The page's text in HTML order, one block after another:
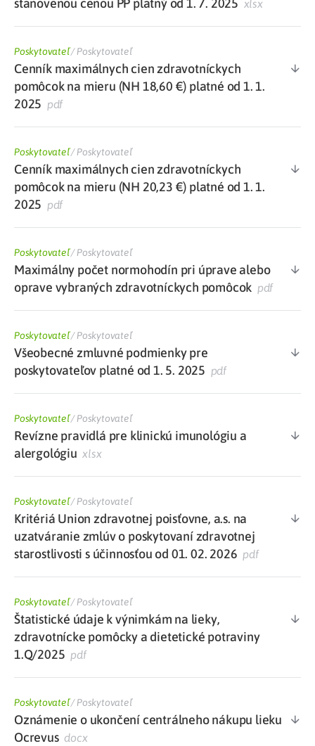
stanovenou cenou PP platný od 1. 7. 2025 xlsx
Poskytovateľ/Poskytovateľ
Cenník maximálnych cien zdravotníckych
pomôcok na mieru (NH 18,60 €) platné od 1. 1.
2025 pdf
Poskytovateľ/Poskytovateľ
Cenník maximálnych cien zdravotníckych
pomôcok na mieru (NH 20,23 €) platné od 1. 1.
2025 pdf
Poskytovateľ/Poskytovateľ
Maximálny počet normohodín pri úprave alebo
oprave vybraných zdravotníckych pomôcok pdf
Poskytovateľ/Poskytovateľ
Všeobecné zmluvné podmienky pre
poskytovateľov platné od 1. 5. 2025 pdf
Poskytovateľ/Poskytovateľ
Revízne pravidlá pre klinickú imunológiu a
alergológiu xlsx
Poskytovateľ/Poskytovateľ
Kritériá Union zdravotnej poisťovne, a.s. na
uzatváranie zmlúv o poskytovaní zdravotnej
starostlivosti s účinnosťou od 01. 02. 2026 pdf
Poskytovateľ/Poskytovateľ
Štatistické údaje k výnimkám na lieky,
zdravotnícke pomôcky a dietetické potraviny
1.Q/2025 pdf
Poskytovateľ/Poskytovateľ
Oznámenie o ukončení centrálneho nákupu lieku
Ocrevusdocx